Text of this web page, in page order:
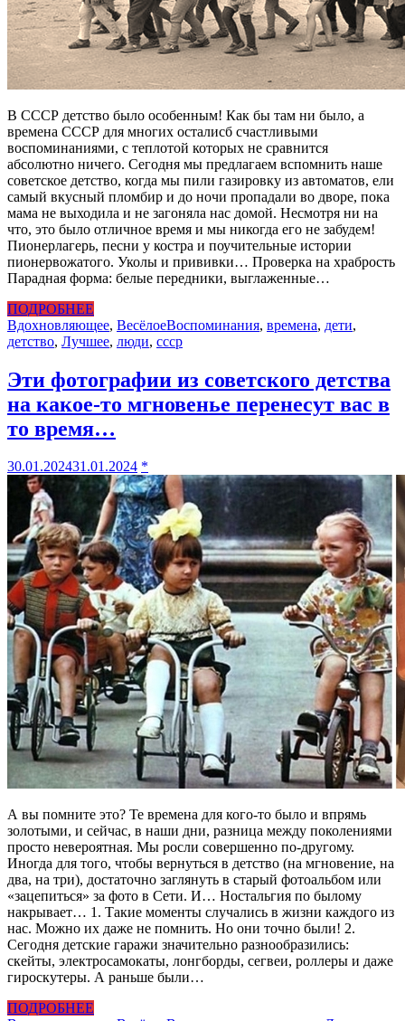
В СССР детство было особенным! Как бы там ни было, а
времена СССР для многих осталисб счастливыми
воспоминаниями, с теплотой которых не сравнится
абсолютно ничего. Сегодня мы предлагаем вспомнить наше
советское детство, когда мы пили газировку из автоматов, ели
самый вкусный пломбир и до ночи пропадали во дворе, пока
мама не выходила и не загоняла нас домой. Несмотря ни на
что, это было отличное время и мы никогда его не забудем!
Пионерлагерь, песни у костра и поучительные истории
пионервожатого. Уколы и прививки… Проверка на храбрость
Парадная форма: белые передники, выглаженные…
ПОДРОБНЕЕ
Вдохновляющее, ВесёлоеВоспоминания, времена, дети,
детство, Лучшее, люди, ссср
Эти фотографии из советского детства
на какое-то мгновенье перенесут вас в
то время…
30.01.202431.01.2024 *
А вы помните это? Те времена для кого-то было и впрямь
золотыми, и сейчас, в наши дни, разница между поколениями
просто невероятная. Мы росли совершенно по-другому.
Иногда для того, чтобы вернуться в детство (на мгновение, на
два, на три), достаточно заглянуть в старый фотоальбом или
«зацепиться» за фото в Сети. И… Ностальгия по былому
накрывает… 1. Такие моменты случались в жизни каждого из
нас. Можно их даже не помнить. Но они точно были! 2.
Сегодня детские гаражи значительно разнообразились:
скейты, электросамокаты, лонгборды, сегвеи, роллеры и даже
гироскутеры. А раньше были…
ПОДРОБНЕЕ